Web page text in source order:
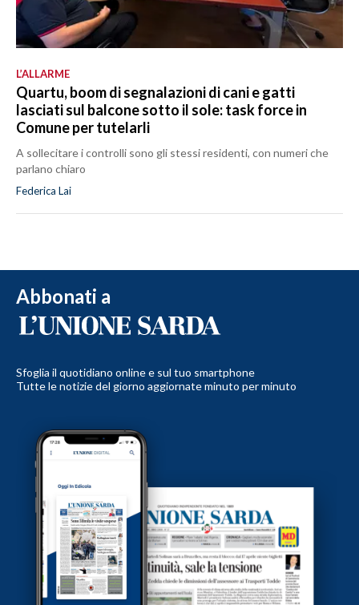
L’ALLARME
Quartu, boom di segnalazioni di cani e gatti
lasciati sul balcone sotto il sole: task force in
Comune per tutelarli
A sollecitare i controlli sono gli stessi residenti, con numeri che
parlano chiaro
Federica Lai
Abbonati a
Sfoglia il quotidiano online e sul tuo smartphone
Tutte le notizie del giorno aggiornate minuto per minuto